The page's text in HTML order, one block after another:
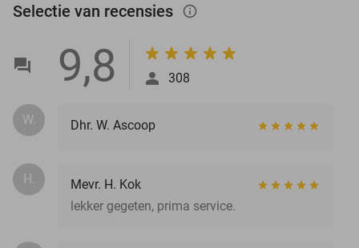
Selectie van recensies info_outlined
9,8 308
W. Dhr. W. Ascoop
H.
Mevr. H. Kok
lekker gegeten, prima service.